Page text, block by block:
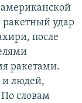
американской
ракетный удар
после
ракетами.
и людей,
словам